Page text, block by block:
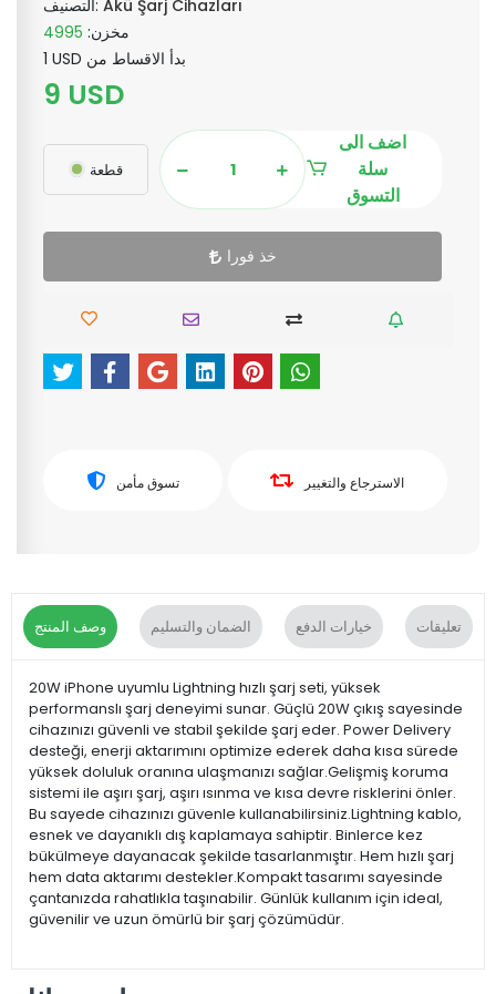
التصنيف: Akü Şarj Cihazları
مخزن: 4995
1 USD بدأ الاقساط من
9 USD
قطعة
اضف الى
سلة
التسوق
خذ فورا
تسوق مأمن الاسترجاع والتغيير
وصف المنتج الضمان والتسليم خيارات الدفع تعليقات
20W iPhone uyumlu Lightning hızlı şarj seti, yüksek
performanslı şarj deneyimi sunar. Güçlü 20W çıkış sayesinde
cihazınızı güvenli ve stabil şekilde şarj eder. Power Delivery
desteği, enerji aktarımını optimize ederek daha kısa sürede
yüksek doluluk oranına ulaşmanızı sağlar.Gelişmiş koruma
sistemi ile aşırı şarj, aşırı ısınma ve kısa devre risklerini önler.
Bu sayede cihazınızı güvenle kullanabilirsiniz.Lightning kablo,
esnek ve dayanıklı dış kaplamaya sahiptir. Binlerce kez
bükülmeye dayanacak şekilde tasarlanmıştır. Hem hızlı şarj
hem data aktarımı destekler.Kompakt tasarımı sayesinde
çantanızda rahatlıkla taşınabilir. Günlük kullanım için ideal,
güvenilir ve uzun ömürlü bir şarj çözümüdür.